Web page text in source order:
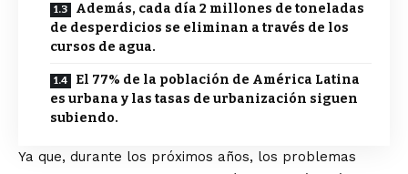
Además, cada día 2 millones de toneladas
de desperdicios se eliminan a través de los
cursos de agua.
El 77% de la población de América Latina
es urbana y las tasas de urbanización siguen
subiendo.
Ya que, durante los próximos años, los problemas